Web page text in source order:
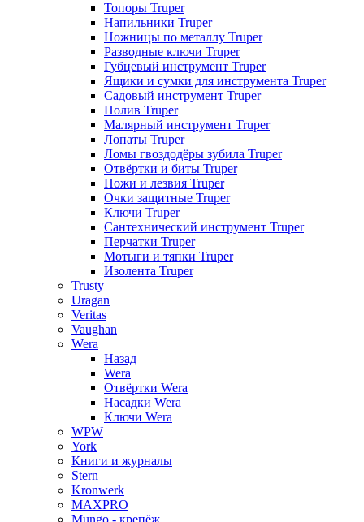
Топоры Truper
Напильники Truper
Ножницы по металлу Truper
Разводные ключи Truper
Губцевый инструмент Truper
Ящики и сумки для инструмента Truper
Садовый инструмент Truper
Полив Truper
Малярный инструмент Truper
Лопаты Truper
Ломы гвоздодёры зубила Truper
Отвёртки и биты Truper
Ножи и лезвия Truper
Очки защитные Truper
Ключи Truper
Сантехнический инструмент Truper
Перчатки Truper
Мотыги и тяпки Truper
Изолента Truper
Trusty
Uragan
Veritas
Vaughan
Wera
Назад
Wera
Отвёртки Wera
Насадки Wera
Ключи Wera
WPW
York
Книги и журналы
Stern
Kronwerk
MAXPRO
Mungo - крепёж